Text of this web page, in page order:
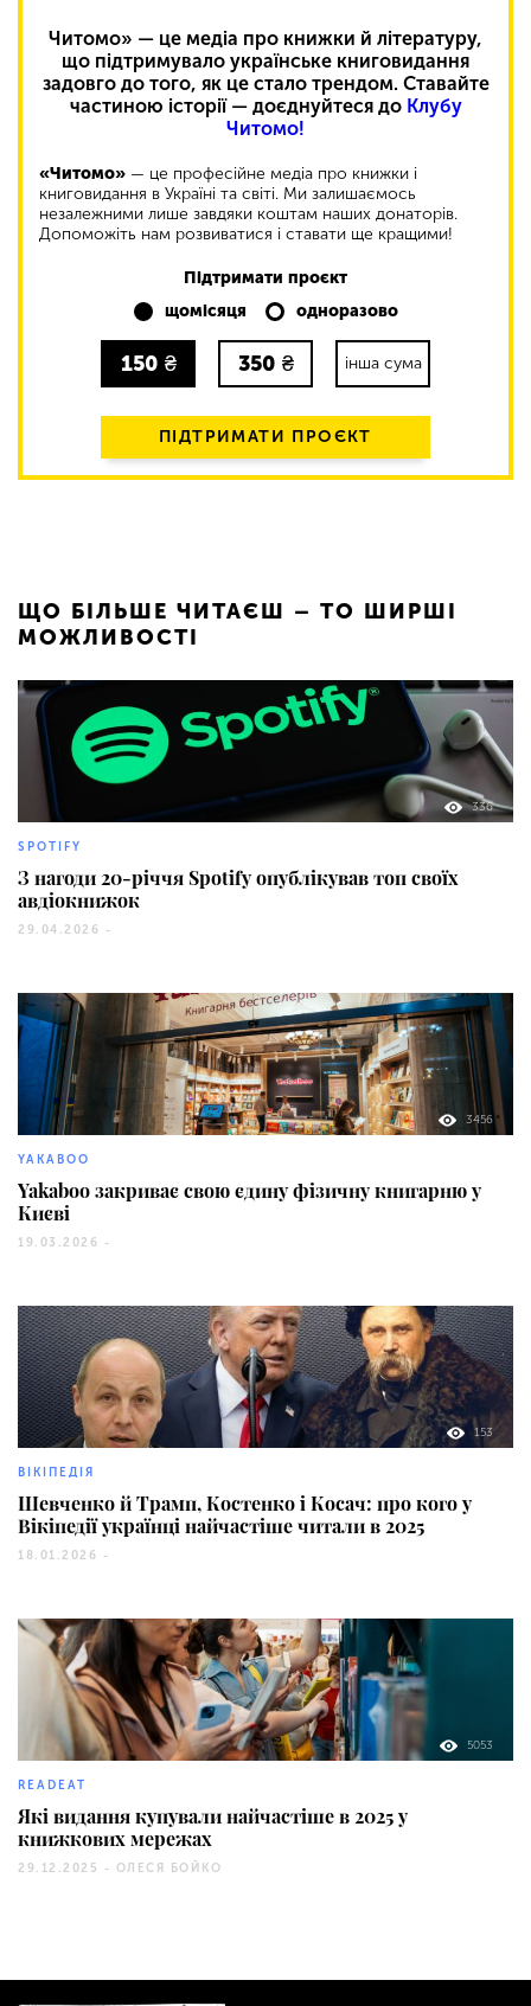
Читомо» — це медіа про книжки й літературу,
що підтримувало українське книговидання
задовго до того, як це стало трендом. Ставайте
частиною історії — доєднуйтеся до Клубу
Читомо!
«Читомо» — це професійне медіа про книжки і
книговидання в Україні та світі. Ми залишаємось
незалежними лише завдяки коштам наших донаторів.
Допоможіть нам розвиватися і ставати ще кращими!
Підтримати проєкт
щомісяця
одноразово
150 ₴ 350 ₴ інша сума
ПІДТРИМАТИ ПРОЄКТ
ЩО БІЛЬШЕ ЧИТАЄШ – ТО ШИРШІ
МОЖЛИВОСТІ
336
SPOTIFY
З нагоди 20-річчя Spotify опублікував топ своїх
авдіокнижок
29.04.2026 -
3456
YAKABOO
Yakaboo закриває свою єдину фізичну книгарню у
Києві
19.03.2026 -
153
ВІКІПЕДІЯ
Шевченко й Трамп, Костенко і Косач: про кого у
Вікіпедії українці найчастіше читали в 2025
18.01.2026 -
5053
READEAT
Які видання купували найчастіше в 2025 у
книжкових мережах
29.12.2025 - ОЛЕСЯ БОЙКО